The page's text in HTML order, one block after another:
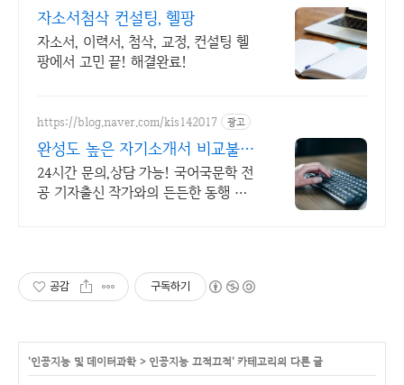
자소서첨삭 컨설팅, 헬팡
자소서, 이력서, 첨삭, 교정, 컨설팅 헬
팡에서 고민 끝! 해결완료!
https://blog.naver.com/kis142017 광고
완성도 높은 자기소개서 비교불가,
취준생 맞춤
24시간 문의,상담 가능! 국어국문학 전
공 기자출신 작가와의 든든한 동행 전
공감 구독하기
'인공지능 및 데이터과학 > 인공지능 끄적끄적' 카테고리의 다른 글